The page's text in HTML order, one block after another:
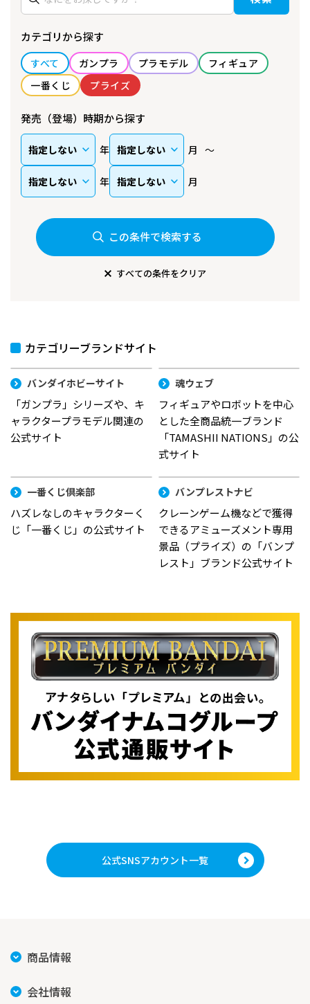
カテゴリから探す
すべて ガンプラ プラモデル
フィギュア
一番くじ
プライズ
発売（登場）時期から探す
年 月
年 月
この条件で検索する
すべての条件をクリア
カテゴリーブランドサイト
バンダイホビーサイト
「ガンプラ」シリーズや、キ
ャラクタープラモデル関連の
公式サイト
魂ウェブ
フィギュアやロボットを中心
とした全商品統一ブランド
「TAMASHII NATIONS」の公
式サイト
一番くじ倶楽部
ハズレなしのキャラクターく
じ「一番くじ」の公式サイト
バンプレストナビ
クレーンゲーム機などで獲得
できるアミューズメント専用
景品（プライズ）の「バンプ
レスト」ブランド公式サイト
公式SNSアカウント一覧
商品情報
会社情報